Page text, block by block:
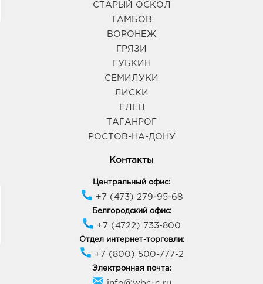
СТАРЫЙ ОСКОЛ
ТАМБОВ
ВОРОНЕЖ
ГРЯЗИ
ГУБКИН
СЕМИЛУКИ
ЛИСКИ
ЕЛЕЦ
ТАГАНРОГ
РОСТОВ-НА-ДОНУ
Контакты
Центральный офис:
+7 (473) 279-95-68
Белгородский офис:
+7 (4722) 733-800
Отдел интернет-торговли:
+7 (800) 500-777-2
Электронная почта: